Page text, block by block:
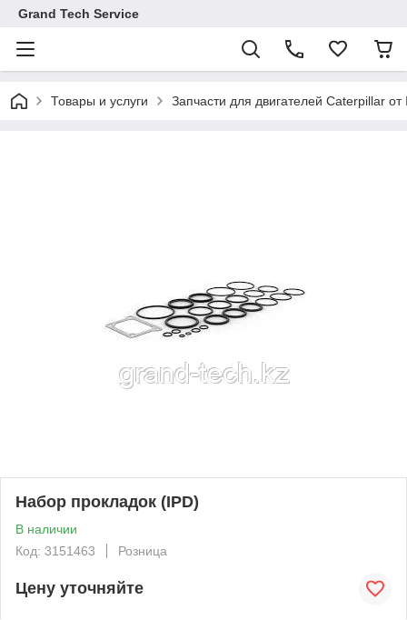
Grand Tech Service
Товары и услуги Запчасти для двигателей Caterpillar от
Набор прокладок (IPD)
В наличии
Код: 3151463
Розница
Цену уточняйте